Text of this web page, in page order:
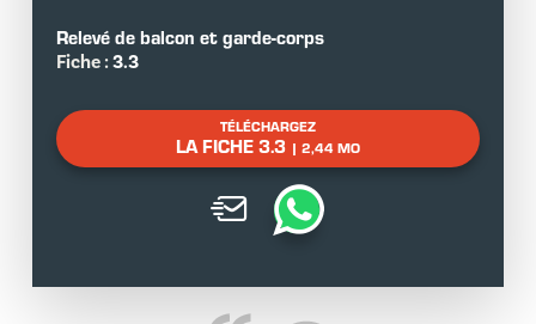
Relevé de balcon et garde-corps
Fiche :3.3
TÉLÉCHARGEZ
LA FICHE 3.3 | 2,44 MO